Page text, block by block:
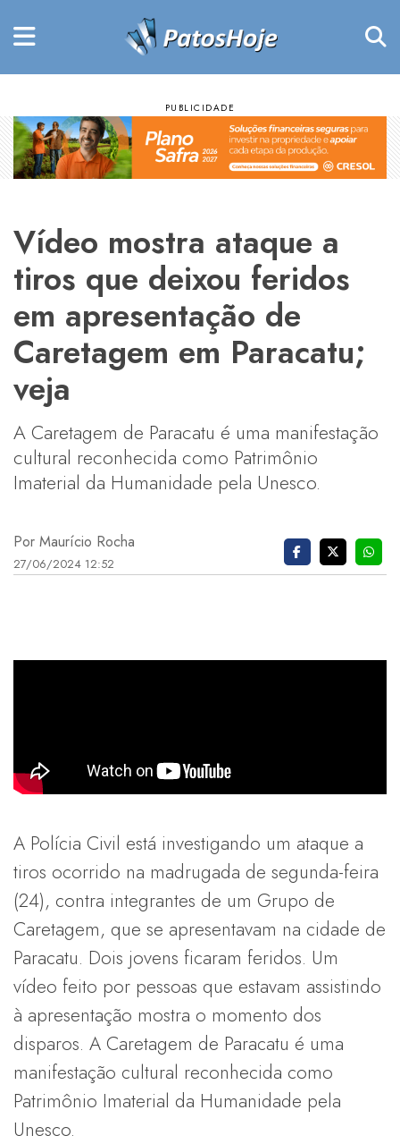
Vídeo mostra ataque a
tiros que deixou feridos
em apresentação de
Caretagem em Paracatu;
veja
A Caretagem de Paracatu é uma manifestação
cultural reconhecida como Patrimônio
Imaterial da Humanidade pela Unesco.
Por Maurício Rocha
27/06/2024 12:52
A Polícia Civil está investigando um ataque a
tiros ocorrido na madrugada de segunda-feira
(24), contra integrantes de um Grupo de
Caretagem, que se apresentavam na cidade de
Paracatu. Dois jovens ficaram feridos. Um
vídeo feito por pessoas que estavam assistindo
à apresentação mostra o momento dos
disparos. A Caretagem de Paracatu é uma
manifestação cultural reconhecida como
Patrimônio Imaterial da Humanidade pela
Unesco.